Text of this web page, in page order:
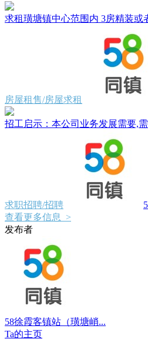
求租璜塘镇中心范围内 3房精装或
房屋租售/房屋求租
招工启示：本公司业务发展需要,
求职招聘/招聘
查看更多信息 >
发布者
58徐霞客镇站（璜塘峭...
Ta的主页